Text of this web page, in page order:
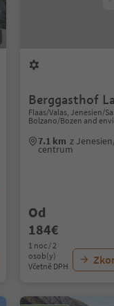
Berggasthof
Flaas/Valas, Jenesien/
Bolzano/Bozen and
7.1 km z
centrum
Od
184€
1 noc / 2
osob(y)
Včetně DPH